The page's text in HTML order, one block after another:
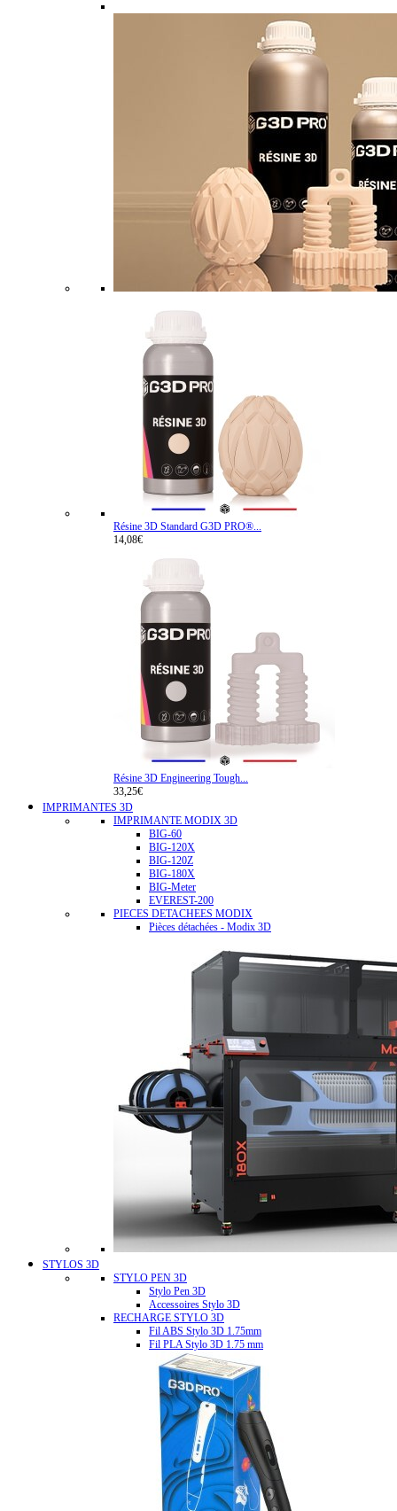
Résine 3D Standard G3D PRO®...
14,08€
Résine 3D Engineering Tough...
33,25€
IMPRIMANTES 3D
IMPRIMANTE MODIX 3D
BIG-60
BIG-120X
BIG-120Z
BIG-180X
BIG-Meter
EVEREST-200
PIECES DETACHEES MODIX
Pièces détachées - Modix 3D
STYLOS 3D
STYLO PEN 3D
Stylo Pen 3D
Accessoires Stylo 3D
RECHARGE STYLO 3D
Fil ABS Stylo 3D 1.75mm
Fil PLA Stylo 3D 1.75 mm